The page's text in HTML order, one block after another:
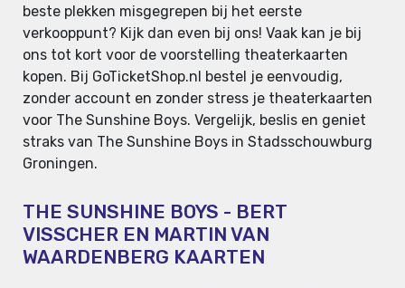
beste plekken misgegrepen bij het eerste
verkooppunt? Kijk dan even bij ons! Vaak kan je bij
ons tot kort voor de voorstelling theaterkaarten
kopen. Bij GoTicketShop.nl bestel je eenvoudig,
zonder account en zonder stress je theaterkaarten
voor The Sunshine Boys. Vergelijk, beslis en geniet
straks van The Sunshine Boys in Stadsschouwburg
Groningen.
THE SUNSHINE BOYS - BERT
VISSCHER EN MARTIN VAN
WAARDENBERG KAARTEN